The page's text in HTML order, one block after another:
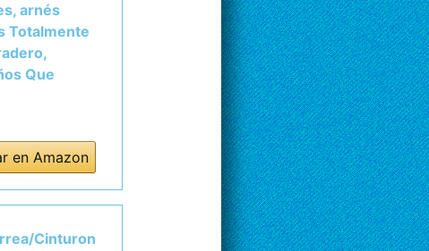
arnés
Totalmente
Que
en Amazon
Cinturon